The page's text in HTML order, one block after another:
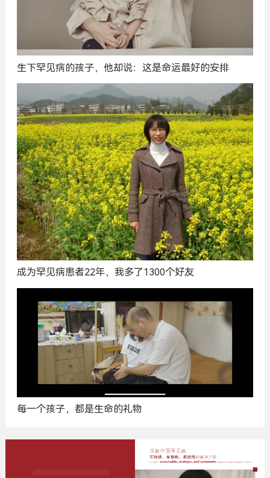
生下罕见病的孩子，他却说：这是命运最好的安排
成为罕见病患者22年，我多了1300个好友
每一个孩子，都是生命的礼物